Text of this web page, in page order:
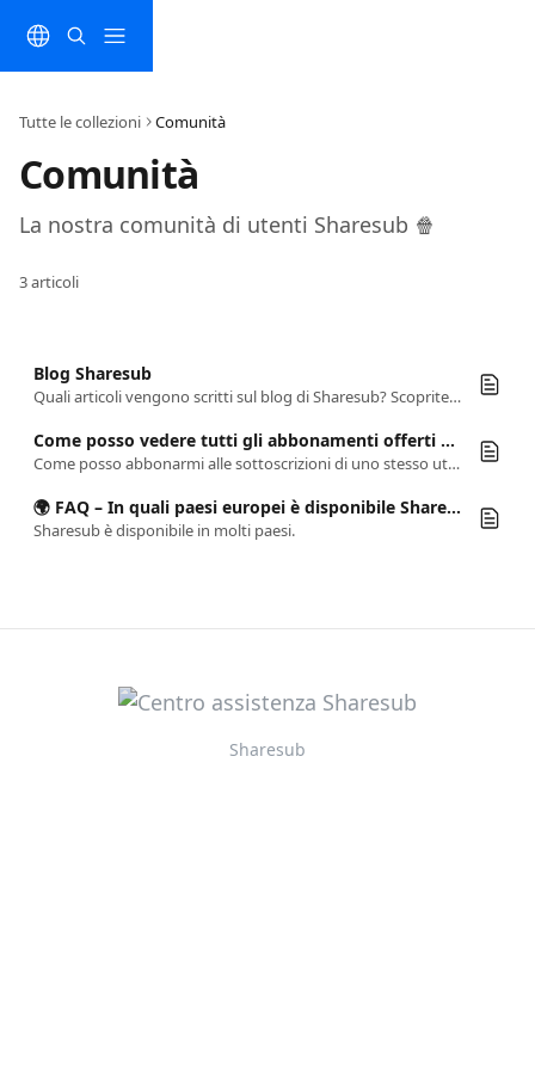
Tutte le collezioni Comunità
Comunità
La nostra comunità di utenti Sharesub 🍿
3 articoli
Blog Sharesub
Quali articoli vengono scritti sul blog di Sharesub? Scoprite tutto sulla condivisione degli abbonamenti e ottimizzate la vostra esperienza online!
Come posso vedere tutti gli abbonamenti offerti da un utente?
Come posso abbonarmi alle sottoscrizioni di uno stesso utente?
🌍 FAQ – In quali paesi europei è disponibile Sharesub?
Sharesub è disponibile in molti paesi.
Sharesub